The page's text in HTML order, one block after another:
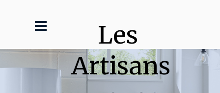
Les
Artisans